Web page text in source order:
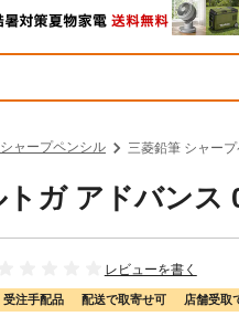
シャープペンシル 三菱鉛筆 シャー
ガ アドバンス
レビューを書く
受注手配品 配送で取寄せ可 店舗受取